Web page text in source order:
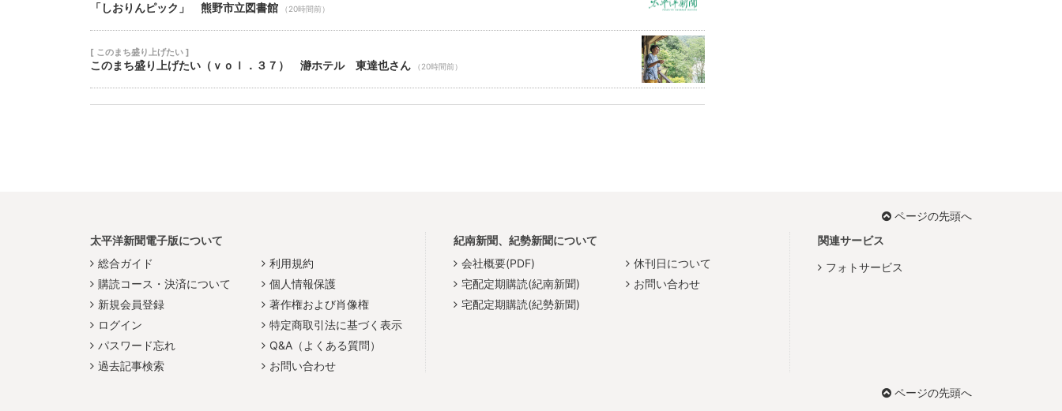
「しおりんピック」 熊野市立図書館 （20時間前）
[ このまち盛り上げたい ]
このまち盛り上げたい（ｖｏｌ．３７） 瀞ホテル 東達也さん （20時間前）
ページの先頭へ
太平洋新聞電子版について
総合ガイド
購読コース・決済について
新規会員登録
ログイン
パスワード忘れ
過去記事検索
利用規約
個人情報保護
著作権および肖像権
特定商取引法に基づく表示
Q&A（よくある質問）
お問い合わせ
紀南新聞、紀勢新聞について
会社概要(PDF)
宅配定期購読(紀南新聞)
宅配定期購読(紀勢新聞)
休刊日について
お問い合わせ
関連サービス
フォトサービス
ページの先頭へ